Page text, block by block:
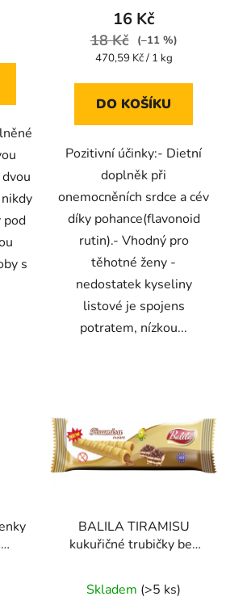
pod
s
produktu
je
5,0
5
16 Kč
18 Kč
(–11 %)
Měrná
470,59 Kč / 1 kg
DO KOŠÍKU
Pozitivní účinky:- Dietní
doplněk při
onemocněních srdce a cév
díky pohance(flavonoid
rutin).- Vhodný pro
těhotné ženy -
nedostatek kyseliny
listové je spojens
potratem, nízkou...
BALILA TIRAMISU
kukuřičné trubičky bez
hodnocení
Skladem (>5 ks)